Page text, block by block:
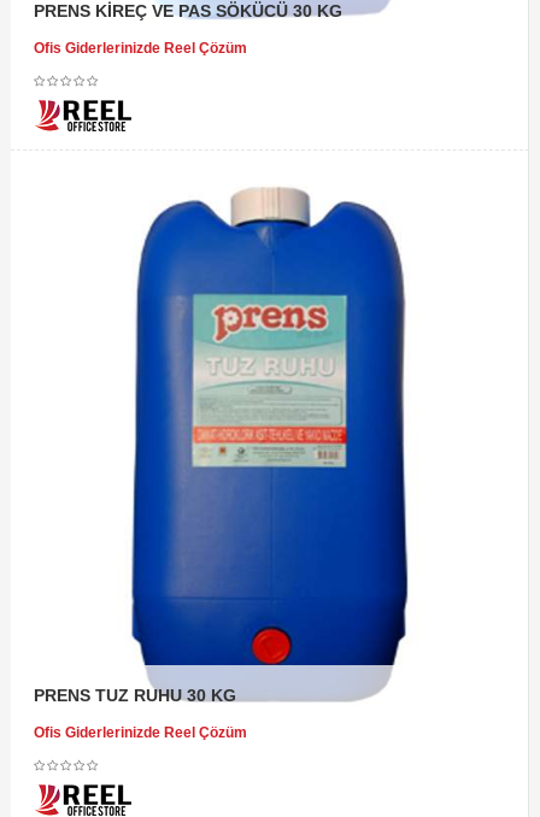
PRENS KİREÇ VE PAS SÖKÜCÜ 30 KG
Ofis Giderlerinizde Reel Çözüm
PRENS TUZ RUHU 30 KG
Ofis Giderlerinizde Reel Çözüm